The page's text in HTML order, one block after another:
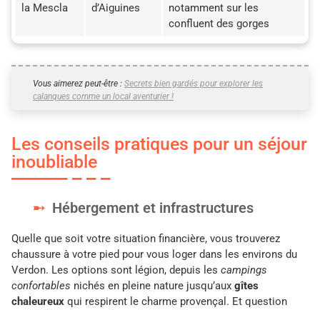
la Mescla
d’Aiguines
notamment sur les
confluent des gorges
Vous aimerez peut-être : Secrets bien gardés pour explorer les
calanques comme un local aventurier !
Les conseils pratiques pour un séjour
inoubliable
Hébergement et infrastructures
Quelle que soit votre situation financière, vous trouverez
chaussure à votre pied pour vous loger dans les environs du
Verdon. Les options sont légion, depuis les campings
confortables nichés en pleine nature jusqu’aux gîtes
chaleureux qui respirent le charme provençal. Et question